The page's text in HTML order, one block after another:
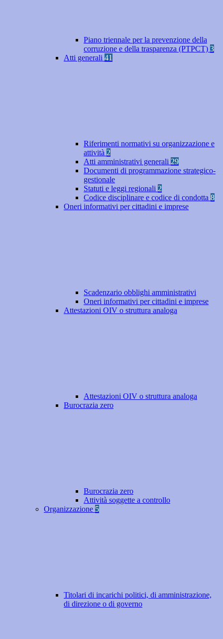
Piano triennale per la prevenzione della
corruzione e della trasparenza (PTPCT) 3
Atti generali 41
Riferimenti normativi su organizzazione e
attività 2
Atti amministrativi generali 29
Documenti di programmazione strategico-
gestionale
Statuti e leggi regionali 2
Codice disciplinare e codice di condotta 8
Oneri informativi per cittadini e imprese
Scadenzario obblighi amministrativi
Oneri informativi per cittadini e imprese
Attestazioni OIV o struttura analoga
Attestazioni OIV o struttura analoga
Burocrazia zero
Burocrazia zero
Attività soggette a controllo
Organizzazione 5
Titolari di incarichi politici, di amministrazione,
di direzione o di governo